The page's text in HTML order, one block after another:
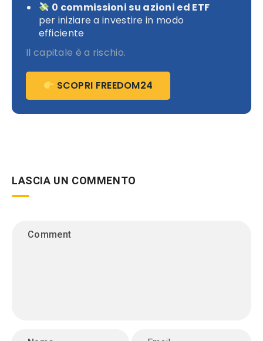
0 commissioni su azioni ed ETF
per iniziare a investire in modo
efficiente
Il capitale è a rischio.
SCOPRI FREEDOM24
LASCIA UN COMMENTO